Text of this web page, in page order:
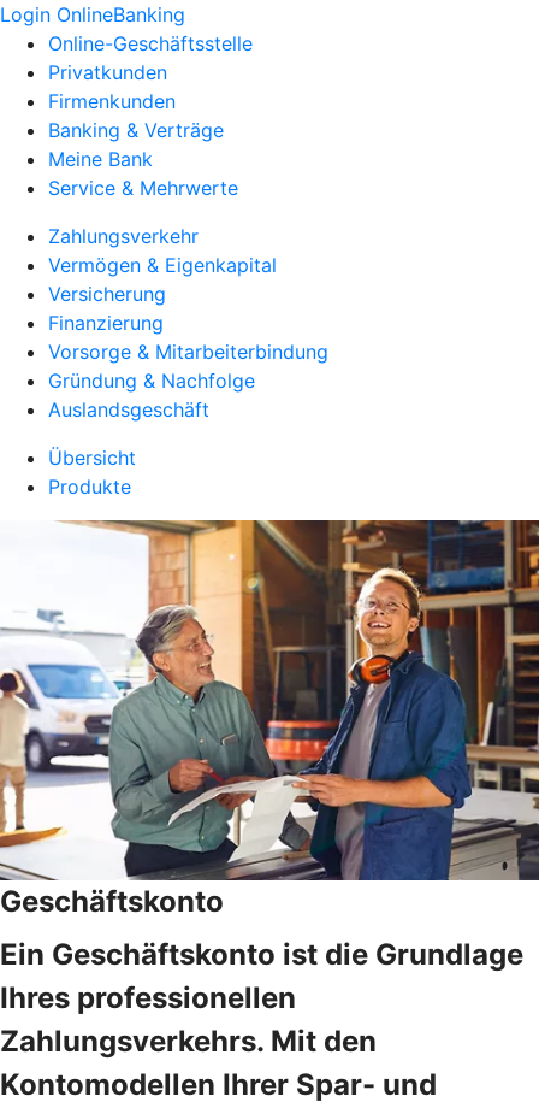
Login OnlineBanking
Online-Geschäftsstelle
Privatkunden
Firmenkunden
Banking & Verträge
Meine Bank
Service & Mehrwerte
Zahlungsverkehr
Vermögen & Eigenkapital
Versicherung
Finanzierung
Vorsorge & Mitarbeiterbindung
Gründung & Nachfolge
Auslandsgeschäft
Übersicht
Produkte
Geschäftskonto
Ein Geschäftskonto ist die Grundlage
Ihres professionellen
Zahlungsverkehrs. Mit den
Kontomodellen Ihrer Spar- und